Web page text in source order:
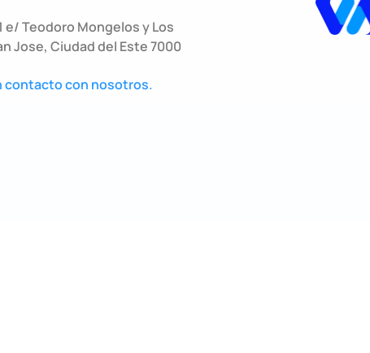
e/ Teodoro Mongelos y Los
Jose, Ciudad del Este 7000
contacto con nosotros.